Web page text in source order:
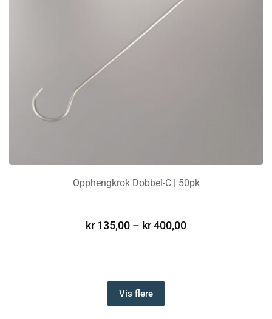
Opphengkrok Dobbel-C | 50pk
kr135,00 – kr400,00
Vis flere